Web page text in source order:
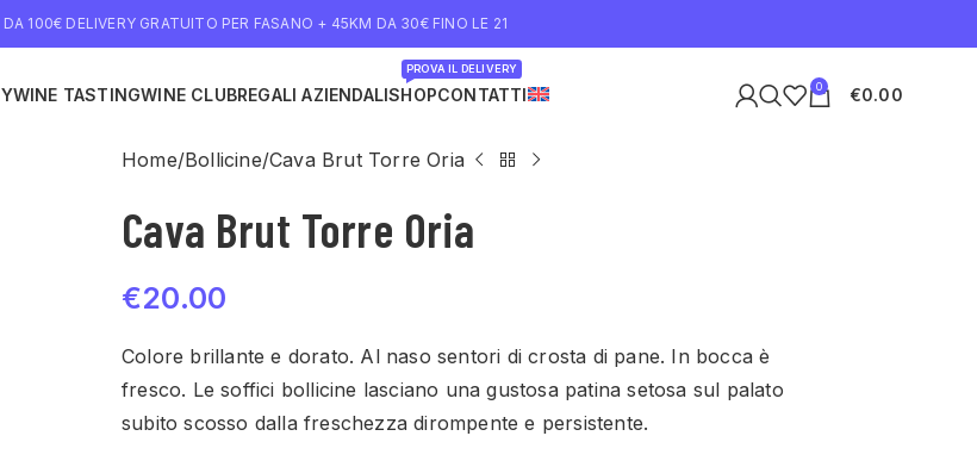
100€ DELIVERY GRATUITO PER FASANO + 45KM DA 30€ FINO LE 21
WINE TASTINGWINE CLUBREGALI AZIENDALISHOP
PROVA IL DELIVERY
CONTATTI 0 €0.00
Home Bollicine Cava Brut Torre Oria
Cava Brut Torre Oria
€20.00
Colore brillante e dorato. Al naso sentori di crosta di pane. In bocca è
fresco. Le soffici bollicine lasciano una gustosa patina setosa sul palato
subito scosso dalla freschezza dirompente e persistente.